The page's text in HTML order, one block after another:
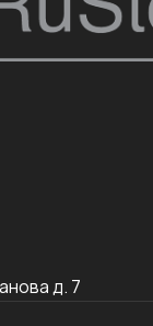
д. 7